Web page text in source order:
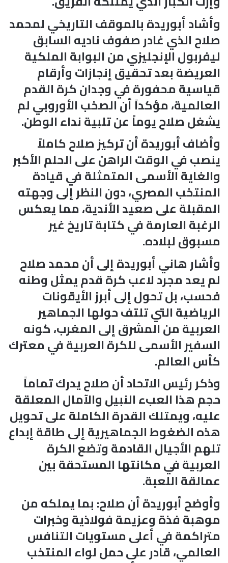
وأشاد أبوريدة بالموقف التاريخي لمحمد
صلاح الذي غادر صفوف ناديه السابق
ليفربول الإنجليزي من البوابة الملكية
العريضة بعد تحقيق إنجازات وأرقام
قياسية محفورة في وجدان كرة القدم
العالمية، مؤكداً أن الصخب الأوروبي لم
يشغل صلاح يوماً عن تلبية نداء الوطن.
وأضاف أبوريدة أن تركيز صلاح كاملاً
ينصب في الوقت الراهن على الحلم الأكبر
والغاية الأسمى المتمثلة في قيادة
المنتخب المصري، دون النظر إلى وجهته
المقبلة على صعيد الأندية، مما يعكس
الرغبة العارمة في كتابة تاريخ غير
مسبوق لبلاده.
وأشار هاني أبوريدة إلى أن محمد صلاح
لم يعد مجرد لاعب كرة قدم يمثل وطنه
فحسب، بل تحول إلى أبرز الأيقونات
الرياضية التي تلتف حولها الجماهير
العربية من المشرق إلى المغرب، كونه
السفير الأسمى للكرة العربية في معترك
كأس العالم.
وذكر رئيس الاتحاد أن صلاح يدرك تماماً
حجم هذا العبء النبيل والآمال المعلقة
عليه، ويمتلك القدرة الكاملة على تحويل
هذه الضغوط الجماهيرية إلى طاقة إبداع
تلهم الأجيال القادمة وتضع الكرة
العربية في مكانتها المستحقة بين
عمالقة اللعبة.
وأوضح أبوريدة أن صلاح: بما يملكه من
موهبة فذة وعزيمة فولاذية وخبرات
متراكمة في أعلى مستويات التنافس
العالمي، قادر على حمل لواء المنتخب